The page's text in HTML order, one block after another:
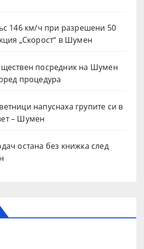
146 км/ч при разрешени 50
„Скорост“ в Шумен
посредник на Шумен
процедура
напуснаха групите си в
– Шумен
остана без книжка след